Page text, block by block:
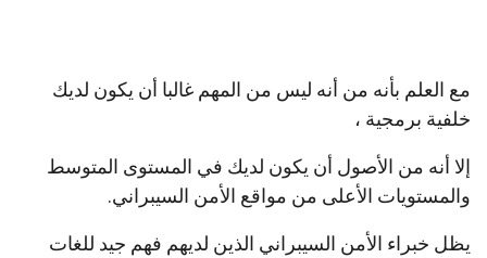
مع العلم بأنه من أنه ليس من المهم غالبا أن يكون لديك
خلفية برمجية ،
إلا أنه من الأصول أن يكون لديك في المستوى المتوسط
والمستويات الأعلى من مواقع الأمن السيبراني.
يظل خبراء الأمن السيبراني الذين لديهم فهم جيد للغات